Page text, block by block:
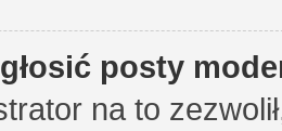
posty
na to